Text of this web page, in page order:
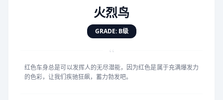
火烈鸟
GRADE: B级
“
红色车身总是可以发挥人的无尽潜能，因为红色是属于充满爆发力
的色彩，让我们疾驰狂飙，蓄力勃发吧。
★★★★★★
手感 5.0分